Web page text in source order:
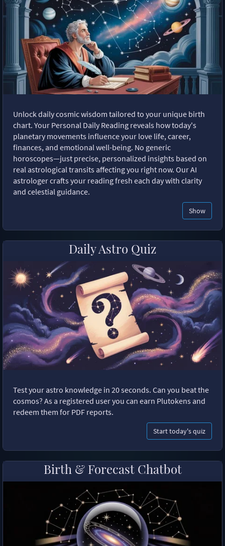
Unlock daily cosmic wisdom tailored to your unique birth
chart. Your Personal Daily Reading reveals how today's
planetary movements influence your love life, career,
finances, and emotional well-being. No generic
horoscopes—just precise, personalized insights based on
real astrological transits affecting you right now. Our AI
astrologer crafts your reading fresh each day with clarity
and celestial guidance.
Show
Daily Astro Quiz
Test your astro knowledge in 20 seconds. Can you beat the
cosmos? As a registered user you can earn Plutokens and
redeem them for PDF reports.
Start today's quiz
Birth & Forecast Chatbot